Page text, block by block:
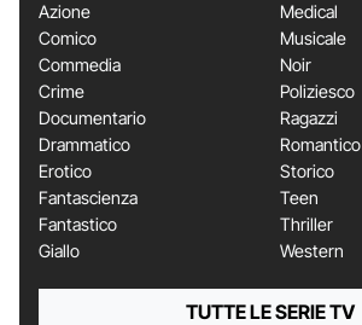
Azione
Comico
Commedia
Crime
Documentario
Drammatico
Erotico
Fantascienza
Fantastico
Giallo
Medical
Musicale
Noir
Poliziesco
Ragazzi
Romantico
Storico
Teen
Thriller
Western
TUTTE LE SERIE TV